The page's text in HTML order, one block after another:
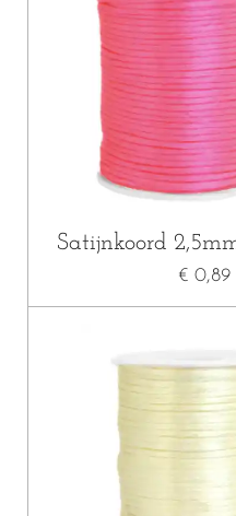
Satijnkoord
€ 0,89